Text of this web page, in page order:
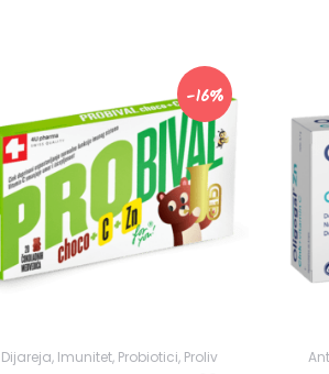
-16%
Dijareja, Imunitet, Probiotici, Proliv